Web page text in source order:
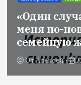
«Один
меня по-
семейную
ОтАлексей